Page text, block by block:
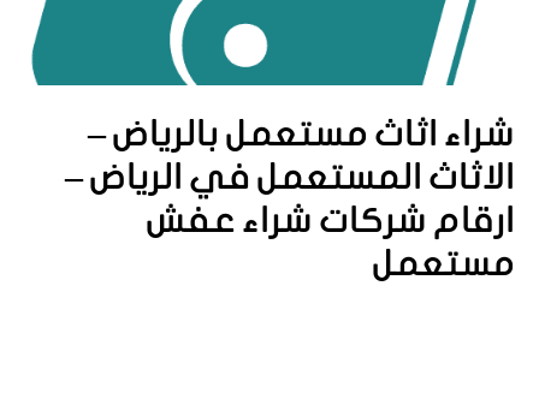
شراء اثاث مستعمل بالرياض –
الاثاث المستعمل في الرياض –
ارقام شركات شراء عفش
مستعمل